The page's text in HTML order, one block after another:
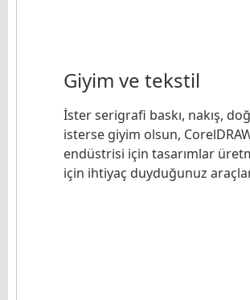
Giyim ve tekstil
İster serigrafi baskı, nakış,
isterse giyim olsun,
endüstrisi için tasarımlar
için ihtiyaç duyduğunuz